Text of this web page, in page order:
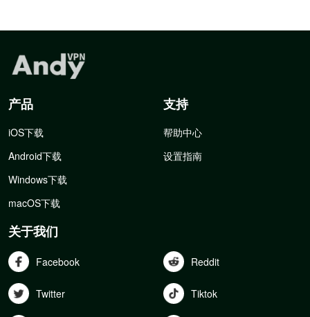
产品
iOS下载
Android下载
Windows下载
macOS下载
支持
帮助中心
设置指南
关于我们
Facebook Reddit
Twitter Tiktok